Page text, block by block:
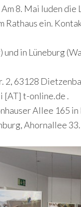
8. Mai luden die
Rathaus ein.
in Lüneburg
63128
[AT] t-online.de .
Allee 165
Ahornallee 33.